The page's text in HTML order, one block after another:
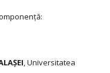
, Universitatea